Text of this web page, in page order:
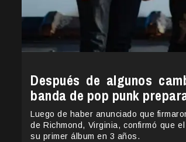
Después de algunos
banda de pop punk
Luego de haber anunciado que
de Richmond, Virginia, confirmó que
su primer álbum en 3 años.